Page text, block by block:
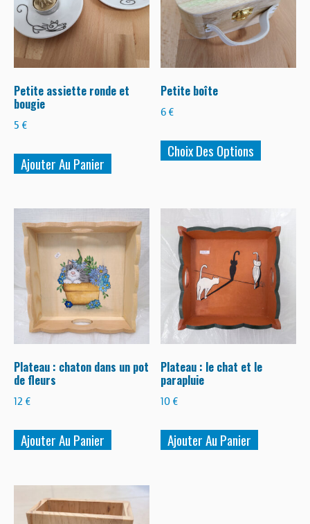
Petite assiette ronde et
bougie
5 €
Ajouter Au Panier
Petite boîte
6€
Choix Des Options
Les
options
peuvent
être
choisies
sur
la
page
Plateau : chaton dans un pot
de fleurs
12 €
Ajouter Au Panier
Plateau : le chat et le
parapluie
10€
Ajouter Au Panier